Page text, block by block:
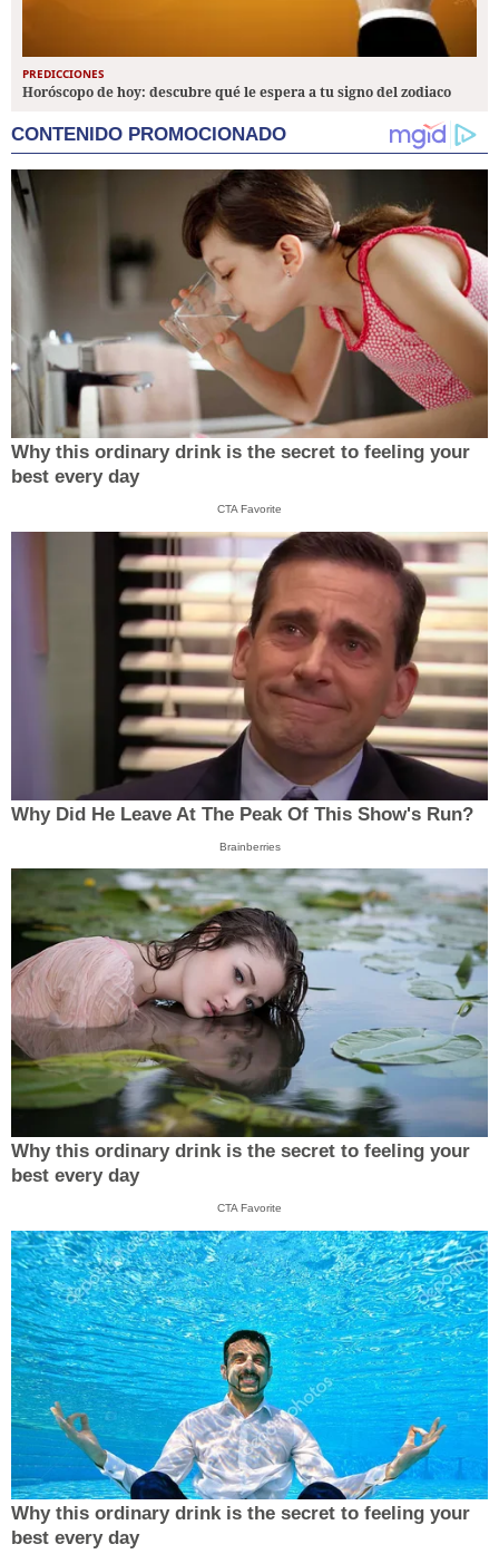
PREDICCIONES
Horóscopo de hoy: descubre qué le espera a tu signo del zodiaco
CONTENIDO PROMOCIONADO
Why this ordinary drink is the secret to feeling your
best every day
CTA Favorite
Why Did He Leave At The Peak Of This Show's Run?
Brainberries
Why this ordinary drink is the secret to feeling your
best every day
CTA Favorite
Why this ordinary drink is the secret to feeling your
best every day